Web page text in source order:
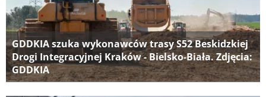
GDDKIA szuka wykonawców trasy S52 Beskidzkiej
Drogi Integracyjnej Kraków - Bielsko-Biała. Zdjęcia:
GDDKIA